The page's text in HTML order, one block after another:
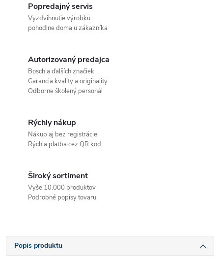
Popredajný servis
Vyzdvihnutie výrobku
pohodlne doma u zákazníka
Autorizovaný predajca
Bosch a ďalších značiek
Garancia kvality a originality
Odborne školený personál
Rýchly nákup
Nákup aj bez registrácie
Rýchla platba cez QR kód
Široký sortiment
Vyše 10.000 produktov
Podrobné popisy tovaru
Popis produktu